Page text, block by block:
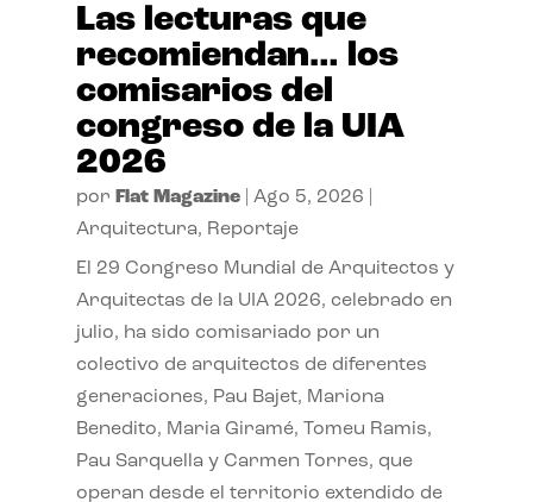
Las lecturas que
recomiendan… los
comisarios del
congreso de la UIA
2026
por Flat Magazine| Ago 5, 2026
Arquitectura, Reportaje
El 29 Congreso Mundial de Arquitectos y
Arquitectas de la UIA 2026, celebrado en
julio, ha sido comisariado por un
colectivo de arquitectos de diferentes
generaciones, Pau Bajet, Mariona
Benedito, Maria Giramé, Tomeu Ramis,
Pau Sarquella y Carmen Torres, que
operan desde el territorio extendido de